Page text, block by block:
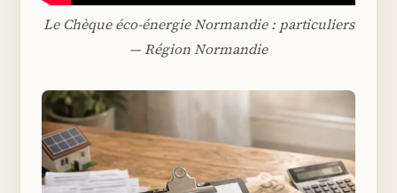
Le Chèque éco-énergie Normandie : particuliers
— Région Normandie